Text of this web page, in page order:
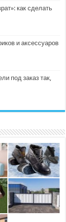
как сделать
и аксессуаров
под заказ так,